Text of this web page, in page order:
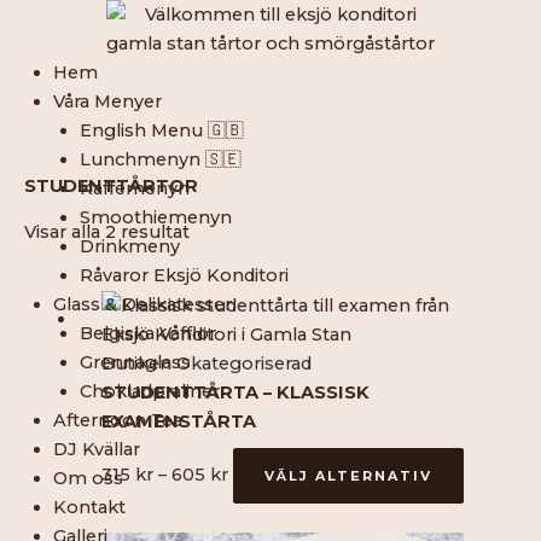
innehållHem
Våra Menyer
English Menu 🇬🇧
Lunchmenyn 🇸🇪
Kaffemenyn
Smoothiemenyn
Drinkmeny
Råvaror Eksjö Konditori
Glass & Delikatesser
Belgiska Våfflor
Grennaglass
Chokladpraliner
Afternoon Tea
DJ Kvällar
Om oss
Kontakt
Galleri
STUDENTTÅRTOR
Visar alla 2 resultat
Butiken Okategoriserad
STUDENTTÅRTA – KLASSISK
EXAMENSTÅRTA
315 kr – 605 kr
Prisintervall:
315 kr
till
605 kr
VÄLJ ALTERNATIV
olika